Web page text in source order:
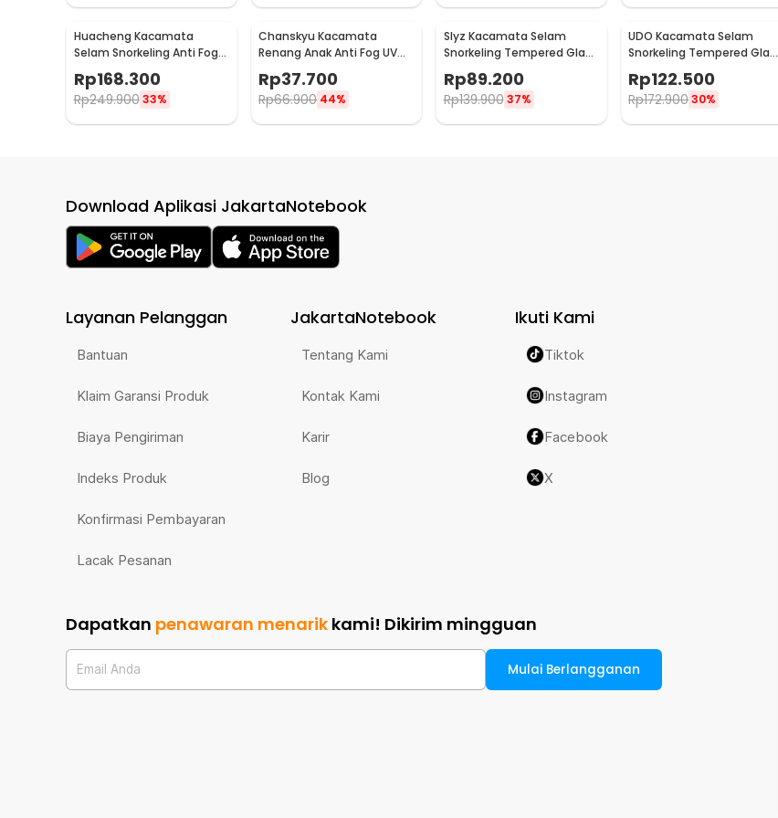
Huacheng Kacamata
Selam Snorkeling Anti Fog
Tempered Glass Diving
Mask - QW-01
Rp168.300
Rp249.900 33%
Chanskyu Kacamata
Renang Anak Anti Fog UV
Protection Panoramic
Earplug - CK185
Rp37.700
Rp66.900 44%
Slyz Kacamata Selam
Snorkeling Tempered Glass
GoPro Mount Diving Mask -
INU91
Rp89.200
Rp139.900 37%
UDO Kacamata Selam
Snorkeling Tempered Glass
Anti Fog Diving Mask - U-16
Rp122.500
Rp172.90030%
Download Aplikasi JakartaNotebook
Layanan Pelanggan
Bantuan
Klaim Garansi Produk
Biaya Pengiriman
Indeks Produk
Konfirmasi Pembayaran
Lacak Pesanan
JakartaNotebook
Tentang Kami
Kontak Kami
Karir
Blog
Ikuti Kami
Tiktok
Instagram
Facebook
X
Dapatkan penawaran menarik kami! Dikirim mingguan
Email Anda Mulai Berlangganan